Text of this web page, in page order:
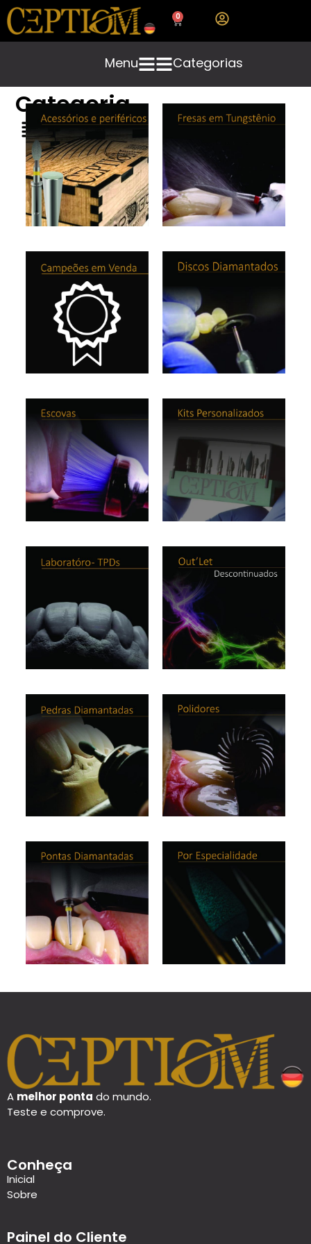
0
Menu Categorias
Categoria
A melhor ponta do mundo.
Teste e comprove.
Conheça
Inicial
Sobre
Painel do Cliente